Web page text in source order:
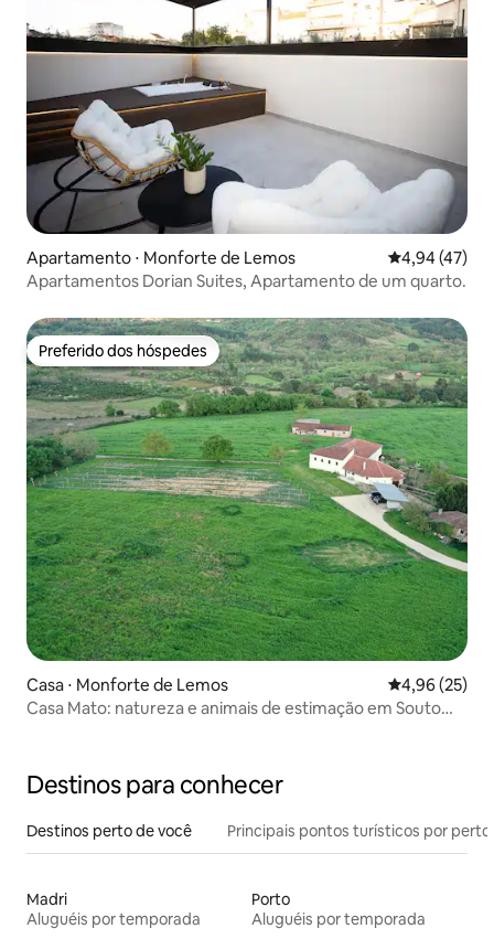
Apartamento ⋅ Monforte de Lemos 4,94 de uma
4,94 (47)
Apartamentos Dorian Suites, Apartamento de um quarto.
Preferido dos hóspedes
Preferido dos hóspedes
Casa ⋅ Monforte de Lemos 4,96 de uma
4,96 (25)
Casa Mato: natureza e animais de estimação em Souto
Destinos para conhecer
Destinos perto de você Principais pontos turísticos por perto
Madri
Aluguéis por temporada
Porto
Aluguéis por temporada